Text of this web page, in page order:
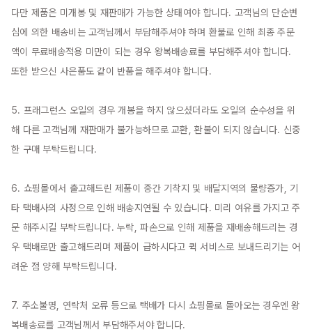
다만 제품은 미개봉 및 재판매가 가능한 상태여야 합니다. 고객님의 단순변
심에 의한 배송비는 고객님께서 부담해주셔야 하며 환불로 인해 최종 주문
액이 무료배송적용 미만이 되는 경우 왕복배송료를 부담해주셔야 합니다.
또한 받으신 사은품도 같이 반품을 해주셔야 합니다.
5. 프래그런스 오일의 경우 개봉을 하지 않으셨더라도 오일의 순수성을 위
해 다른 고객님께 재판매가 불가능하므로 교환, 환불이 되지 않습니다. 신중
한 구매 부탁드립니다.
6. 쇼핑몰에서 출고해드린 제품이 중간 기착지 및 배달지역의 물량증가, 기
타 택배사의 사정으로 인해 배송지연될 수 있습니다. 미리 여유를 가지고 주
문 해주시길 부탁드립니다. 누락, 파손으로 인해 제품을 재배송해드리는 경
우 택배로만 출고해드리며 제품이 급하시다고 퀵 서비스로 보내드리기는 어
려운 점 양해 부탁드립니다.
7. 주소불명, 연락처 오류 등으로 택배가 다시 쇼핑몰로 돌아오는 경우엔 왕
복배송료를 고객님께서 부담해주셔야 합니다.